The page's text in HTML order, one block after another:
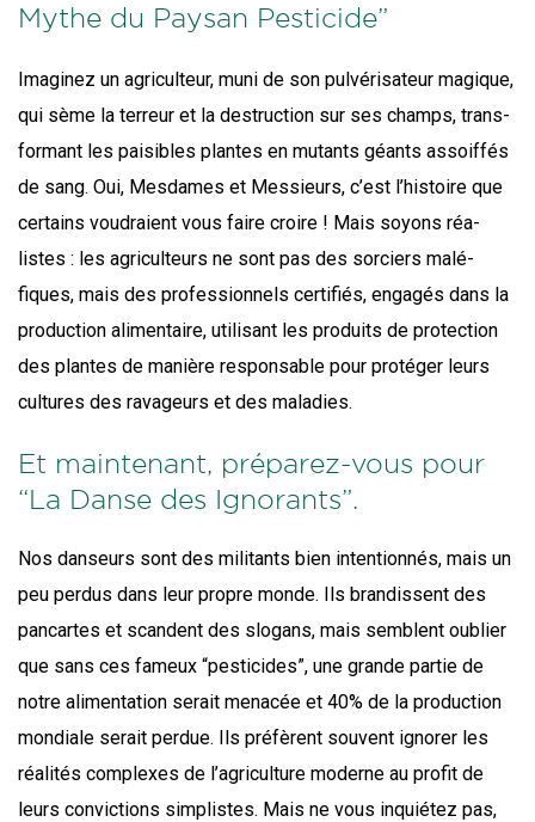
Mythe du Paysan Pesticide”
Ima­gi­nez un agri­cul­teur, muni de son pul­vé­ri­sa­teur magique,
qui sème la ter­reur et la des­truc­tion sur ses champs, trans­
for­mant les pai­sibles plantes en mutants géants assoif­fés
de sang. Oui, Mes­dames et Mes­sieurs, c’est l’his­toire que
cer­tains vou­draient vous faire croire ! Mais soyons réa­
listes : les agri­cul­teurs ne sont pas des sor­ciers malé­
fiques, mais des pro­fes­sion­nels cer­ti­fiés, enga­gés dans la
pro­duc­tion ali­men­taire, uti­li­sant les pro­duits de pro­tec­tion
des plantes de manière res­pon­sable pour pro­té­ger leurs
cultures des rava­geurs et des maladies.
Et maintenant, préparez-vous pour
“La Danse des Ignorants”.
Nos dan­seurs sont des mili­tants bien inten­tion­nés, mais un
peu per­dus dans leur propre monde. Ils bran­dissent des
pan­cartes et scandent des slo­gans, mais semblent oublier
que sans ces fameux “pes­ti­cides”, une grande par­tie de
notre ali­men­ta­tion serait mena­cée et 40% de la pro­duc­tion
mon­diale serait per­due. Ils pré­fèrent sou­vent igno­rer les
réa­li­tés com­plexes de l’a­gri­cul­ture moderne au pro­fit de
leurs convic­tions sim­plistes. Mais ne vous inquié­tez pas,